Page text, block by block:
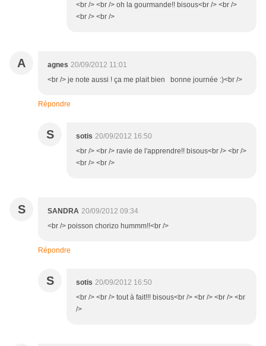
<br /> <br /> oh la gourmande!! bisous<br /> <br />
<br /> <br />
A agnes 20/09/2012 11:01
<br /> je note aussi ! ça me plait bien bonne journée :)<br />
Répondre
S sotis 20/09/2012 16:50
<br /> <br /> ravie de l'apprendre!! bisous<br /> <br />
<br /> <br />
S SANDRA 20/09/2012 09:34
<br /> poisson chorizo hummm!!<br />
Répondre
S sotis 20/09/2012 16:50
<br /> <br /> tout à fait!!! bisous<br /> <br /> <br /> <br
/>